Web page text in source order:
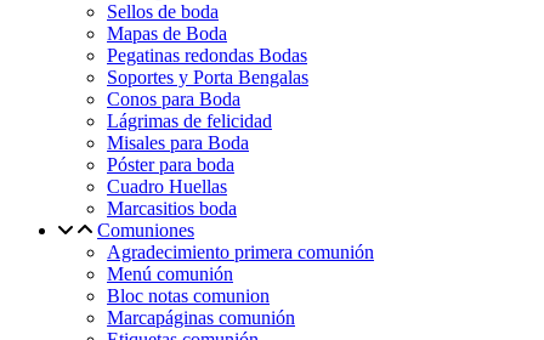
Sellos de boda
Mapas de Boda
Pegatinas redondas Bodas
Soportes y Porta Bengalas
Conos para Boda
Lágrimas de felicidad
Misales para Boda
Póster para boda
Cuadro Huellas
Marcasitios boda
Comuniones
Agradecimiento primera comunión
Menú comunión
Bloc notas comunion
Marcapáginas comunión